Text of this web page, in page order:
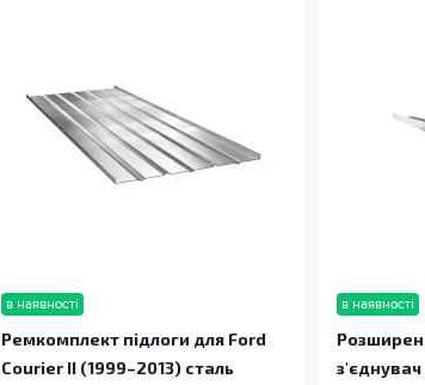
в наявності
Ремкомплект підлоги для Ford
Courier II (1999–2013) сталь
в наявності
з'єднувач